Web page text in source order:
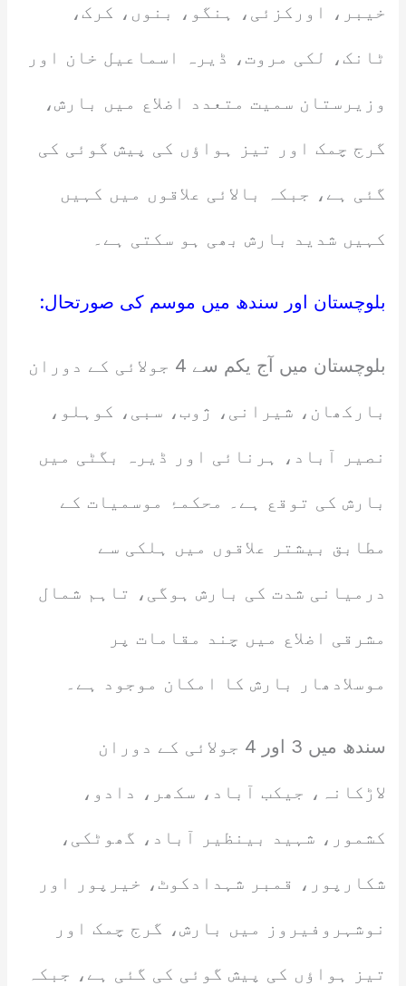
خیبر، اورکزئی، ہنگو، بنوں، کرک،
ٹانک، لکی مروت، ڈیرہ اسماعیل خان اور
وزیرستان سمیت متعدد اضلاع میں بارش،
گرج چمک اور تیز ہواؤں کی پیش گوئی کی
گئی ہے، جبکہ بالائی علاقوں میں کہیں
کہیں شدید بارش بھی ہو سکتی ہے۔
بلوچستان اور سندھ میں موسم کی صورتحال:
بلوچستان میں آج یکم سے 4 جولائی کے دوران
بارکھان، شیرانی، ژوب، سبی، کوہلو،
نصیر آباد، ہرنائی اور ڈیرہ بگٹی میں
بارش کی توقع ہے۔ محکمۂ موسمیات کے
مطابق بیشتر علاقوں میں ہلکی سے
درمیانی شدت کی بارش ہوگی، تاہم شمال
مشرقی اضلاع میں چند مقامات پر
موسلادھار بارش کا امکان موجود ہے۔
سندھ میں 3 اور 4 جولائی کے دوران
لاڑکانہ، جیکب آباد، سکھر، دادو،
کشمور، شہید بینظیر آباد، گھوٹکی،
شکارپور، قمبر شہدادکوٹ، خیرپور اور
نوشہروفیروز میں بارش، گرج چمک اور
تیز ہواؤں کی پیش گوئی کی گئی ہے، جبکہ